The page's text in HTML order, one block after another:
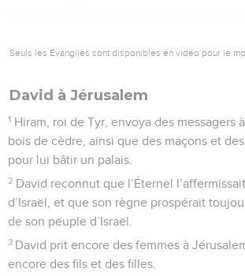
Seuls les Évangiles sont disponibles en vidéo pour le
David à Jérusalem
1 Hiram, roi de Tyr, envoya des messagers
bois de cèdre, ainsi que des maçons et
pour lui bâtir un palais.
2 David reconnut que l’Éternel
d’Israël, et que son règne prospérait
de son peuple d’Israël.
3 David prit encore des femmes à
encore des fils et des filles.